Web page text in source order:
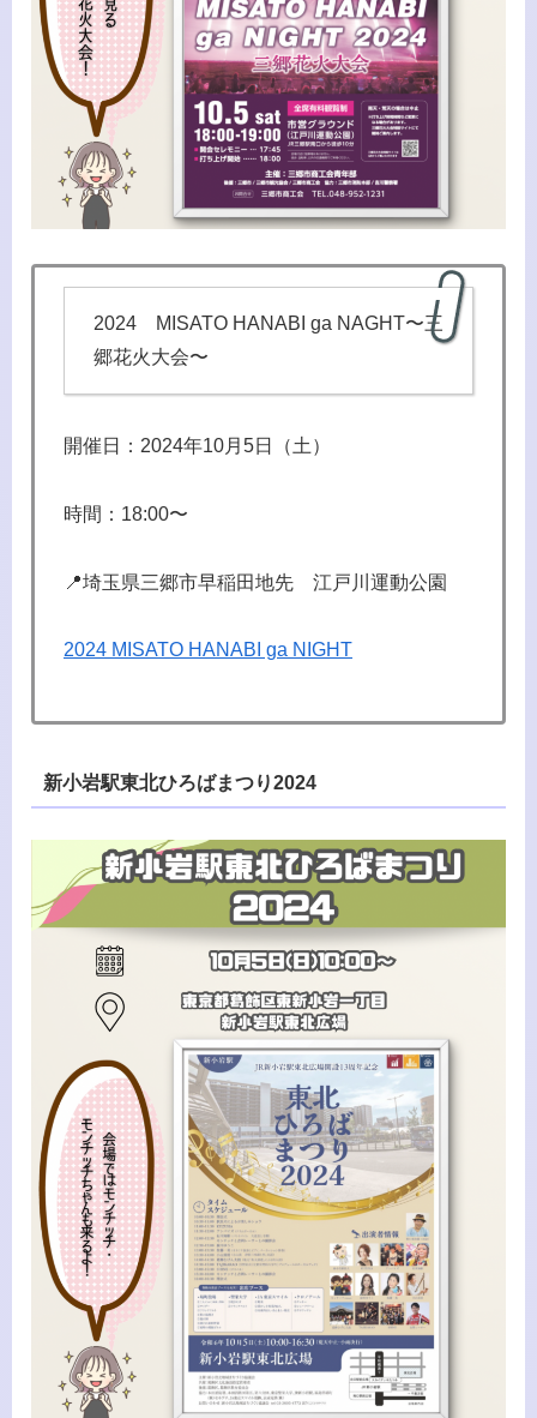
2024 MISATO HANABI ga NAGHT〜三
郷花火大会〜
開催日：2024年10月5日（土）
時間：18:00〜
📍埼玉県三郷市早稲田地先 江戸川運動公園
2024 MISATO HANABI ga NIGHT
新小岩駅東北ひろばまつり2024